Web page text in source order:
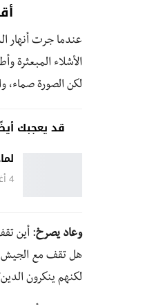
عندما جرت أنهار
الأشلاء المبعثرة
لكن الصورة صماء،
قد يعجبك
4 أغسطس 2026
وعاد يصرخ: أين
هل تقف مع الجيش
لكنهم ينكرون